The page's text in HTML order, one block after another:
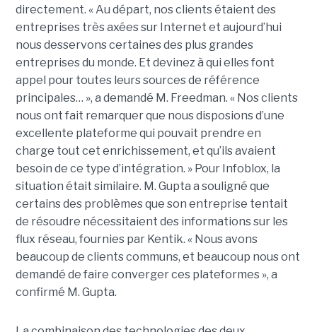
directement. « Au départ, nos clients étaient des
entreprises très axées sur Internet et aujourd’hui
nous desservons certaines des plus grandes
entreprises du monde. Et devinez à qui elles font
appel pour toutes leurs sources de référence
principales… », a demandé M. Freedman. « Nos clients
nous ont fait remarquer que nous disposions d’une
excellente plateforme qui pouvait prendre en
charge tout cet enrichissement, et qu’ils avaient
besoin de ce type d’intégration. » Pour Infoblox, la
situation était similaire. M. Gupta a souligné que
certains des problèmes que son entreprise tentait
de résoudre nécessitaient des informations sur les
flux réseau, fournies par Kentik. « Nous avons
beaucoup de clients communs, et beaucoup nous ont
demandé de faire converger ces plateformes », a
confirmé M. Gupta.